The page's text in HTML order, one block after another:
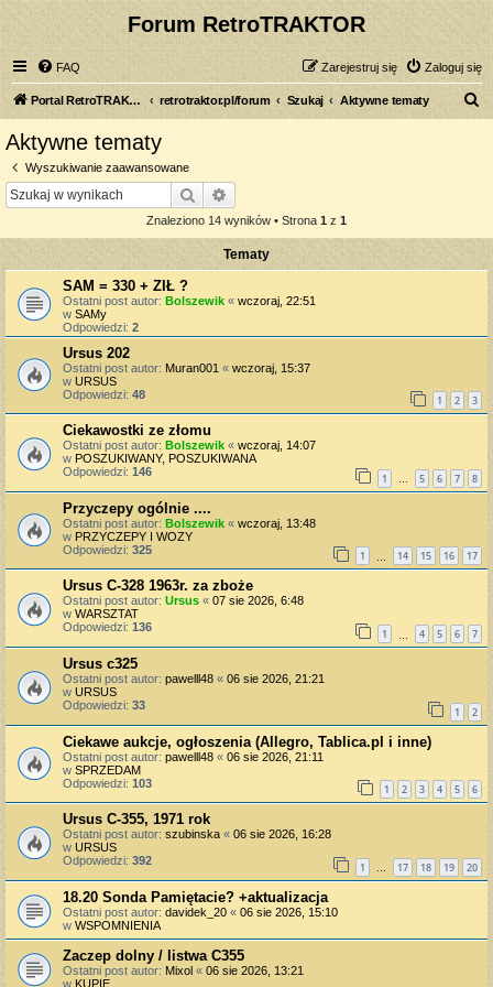
Forum RetroTRAKTOR
FAQ Zaloguj się
Zarejestruj się
Portal RetroTRAKTOR.pl retrotraktor.pl/forum Szukaj Aktywne tematy
Aktywne tematy
Wyszukiwanie zaawansowane
Szukaj
Znaleziono 14 wyników • Strona 1 z 1
Tematy
SAM = 330 + ZIŁ ?
Ostatni post autor: Bolszewik « wczoraj, 22:51
w SAMy
Odpowiedzi: 2
Ursus 202
Ostatni post autor: Muran001 « wczoraj, 15:37
w URSUS
Odpowiedzi: 48 1 2 3
Ciekawostki ze złomu
Ostatni post autor: Bolszewik « wczoraj, 14:07
w POSZUKIWANY, POSZUKIWANA
Odpowiedzi: 146 1 … 5 6 7 8
Przyczepy ogólnie ....
Ostatni post autor: Bolszewik « wczoraj, 13:48
w PRZYCZEPY I WOZY
Odpowiedzi: 325 1 14 15 16 17
Ursus C-328 1963r. za zboże
Ostatni post autor: Ursus « 07 sie 2026, 6:48
w WARSZTAT
Odpowiedzi: 136 1 4 5 6 7
Ursus c325
Ostatni post autor: pawelll48 « 06 sie 2026, 21:21
w URSUS
Odpowiedzi: 33 1 2
Ciekawe aukcje, ogłoszenia (Allegro, Tablica.pl i inne)
Ostatni post autor: pawelll48 « 06 sie 2026, 21:11
w SPRZEDAM
Odpowiedzi: 103 1 2 3 4 5 6
Ursus C-355, 1971 rok
Ostatni post autor: szubinska « 06 sie 2026, 16:28
w URSUS
Odpowiedzi: 392 1 … 17 18 19 20
18.20 Sonda Pamiętacie? +aktualizacja
Ostatni post autor: davidek_20 « 06 sie 2026, 15:10
w WSPOMNIENIA
Zaczep dolny / listwa C355
Ostatni post autor: Mixol « 06 sie 2026, 13:21
w KUPIĘ